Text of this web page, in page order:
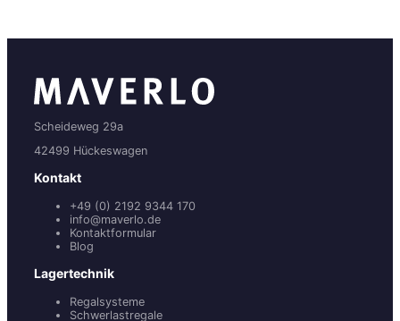
Scheideweg 29a
42499 Hückeswagen
Kontakt
+49 (0) 2192 9344 170
info@maverlo.de
Kontaktformular
Blog
Lagertechnik
Regalsysteme
Schwerlastregale